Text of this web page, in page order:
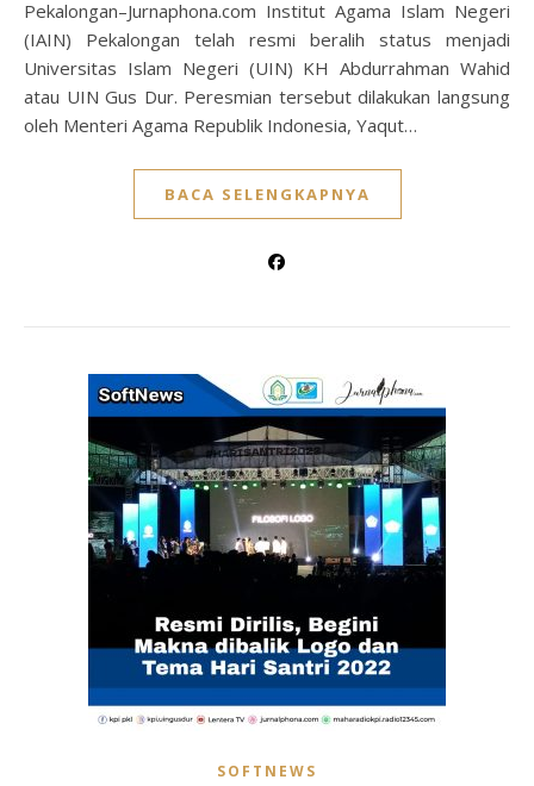
Pekalongan–Jurnaphona.com Institut Agama Islam Negeri
(IAIN) Pekalongan telah resmi beralih status menjadi
Universitas Islam Negeri (UIN) KH Abdurrahman Wahid
atau UIN Gus Dur. Peresmian tersebut dilakukan langsung
oleh Menteri Agama Republik Indonesia, Yaqut…
BACA SELENGKAPNYA
SOFTNEWS